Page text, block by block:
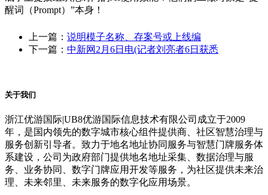
醒词（Prompt）”本身！
上一篇： 说明模子名称、存案号或上线编
下一篇： 中新网2月6日电(记者刘亮者6日获悉
关于我们
浙江优游国际|UB8优游国际信息技术有限公司成立于2009
年，是国内领先的数字城市核心组件提供商、社区智慧治理与
服务创新引导者。致力于地名地址协同服务与智慧门牌服务体
系建设，公司为政府部门提供地名地址采集、数据治理与服
务、业务协同、数字门牌应用开发等服务，为社区提供未来治
理、未来邻里、未来服务的数字化应用场景。